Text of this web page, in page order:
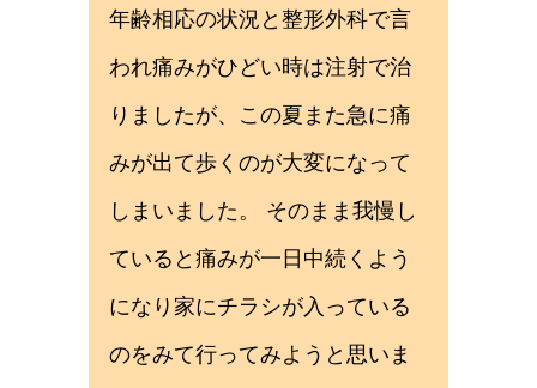
年齢相応の状況と整形外科で言
われ痛みがひどい時は注射で治
りましたが、この夏また急に痛
みが出て歩くのが大変になって
しまいました。 そのまま我慢し
ていると痛みが一日中続くよう
になり家にチラシが入っている
のをみて行ってみようと思いま